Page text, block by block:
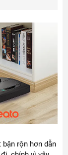
rộn hơn dẫn